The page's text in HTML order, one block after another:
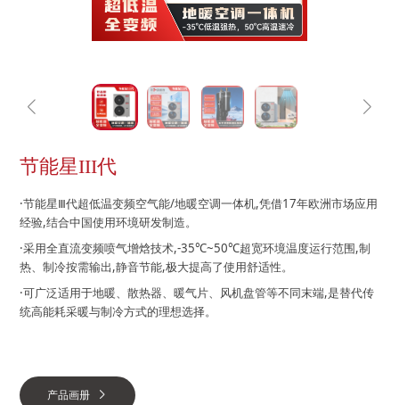
节能星III代
·节能星Ⅲ代超低温变频空气能/地暖空调一体机,凭借17年欧洲市场应用
经验,结合中国使用环境研发制造。
·采用全直流变频喷气增焓技术,-35℃~50℃超宽环境温度运行范围,制
热、制冷按需输出,静音节能,极大提高了使用舒适性。
·可广泛适用于地暖、散热器、暖气片、风机盘管等不同末端,是替代传
统高能耗采暖与制冷方式的理想选择。
产品画册 